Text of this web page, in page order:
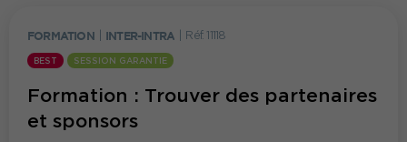
FORMATION INTER-INTRA Réf. 11118
BEST SESSION GARANTIE
Formation : Trouver des partenaires
et sponsors